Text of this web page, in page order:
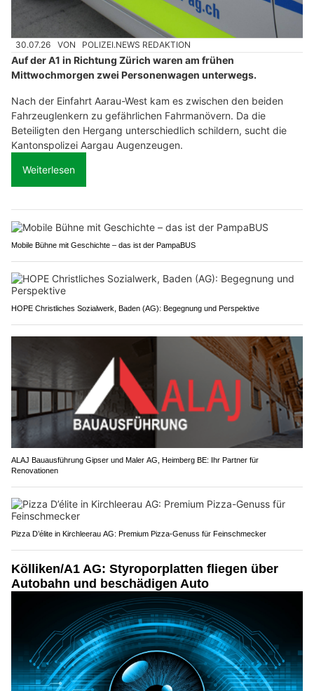
30.07.26 VON POLIZEI.NEWS REDAKTION
Auf der A1 in Richtung Zürich waren am frühen
Mittwochmorgen zwei Personenwagen unterwegs.
Nach der Einfahrt Aarau-West kam es zwischen den beiden
Fahrzeuglenkern zu gefährlichen Fahrmanövern. Da die
Beteiligten den Hergang unterschiedlich schildern, sucht die
Kantonspolizei Aargau Augenzeugen.
Weiterlesen
Mobile Bühne mit Geschichte – das ist der PampaBUS
HOPE Christliches Sozialwerk, Baden (AG): Begegnung und Perspektive
ALAJ Bauausführung Gipser und Maler AG, Heimberg BE: Ihr Partner für
Renovationen
Pizza D’élite in Kirchleerau AG: Premium Pizza-Genuss für Feinschmecker
Kölliken/A1 AG: Styroporplatten fliegen über
Autobahn und beschädigen Auto